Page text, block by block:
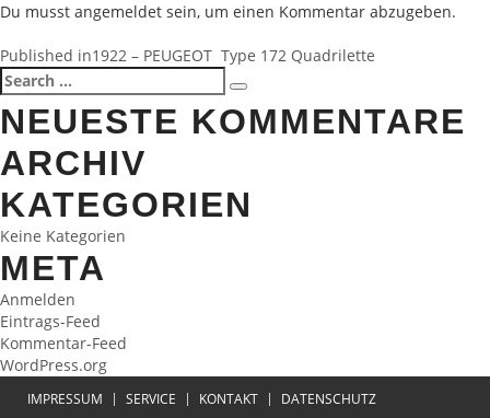
Du musst angemeldet sein, um einen Kommentar abzugeben.
BEITRAGSNAVIGATION
Published in1922 – PEUGEOT Type 172 Quadrilette
Search
for:
Search
NEUESTE KOMMENTARE
ARCHIV
KATEGORIEN
Keine Kategorien
META
Anmelden
Eintrags-Feed
Kommentar-Feed
WordPress.org
IMPRESSUM SERVICE KONTAKT DATENSCHUTZ